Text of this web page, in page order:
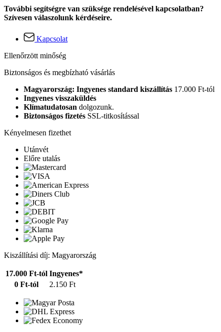
További segítségre van szüksége rendelésével kapcsolatban?
Szívesen válaszolunk kérdéseire.
Kapcsolat
Ellenőrzött minőség
Biztonságos és megbízható vásárlás
Magyarország: Ingyenes standard kiszállítás 17.000 Ft-tól
Ingyenes visszaküldés
Klímatudatosan dolgozunk.
Biztonságos fizetés SSL-titkosítással
Kényelmesen fizethet
Utánvét
Előre utalás
Kiszállítási díj: Magyarország
17.000 Ft-tól Ingyenes*
0 Ft-tól
2.150 Ft